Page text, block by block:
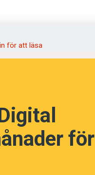
för att läsa
för